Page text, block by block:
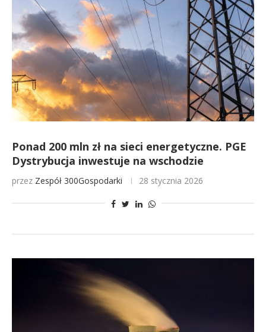
Ponad 200 mln zł na sieci energetyczne. PGE
Dystrybucja inwestuje na wschodzie
przez Zespół 300Gospodarki 28 stycznia 2026